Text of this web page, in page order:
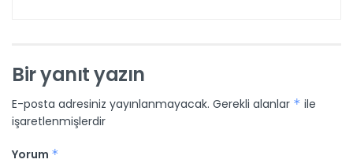
Bir yanıt yazın
E-posta adresiniz yayınlanmayacak. Gerekli alanlar * ile
işaretlenmişlerdir
Yorum *